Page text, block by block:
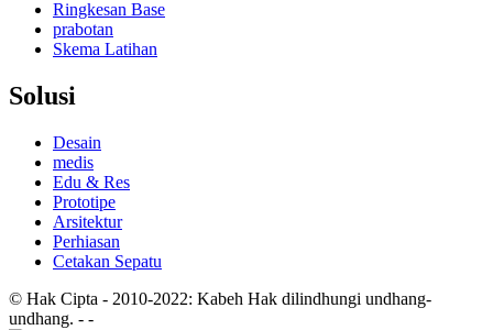
Ringkesan Base
prabotan
Skema Latihan
Solusi
Desain
medis
Edu & Res
Prototipe
Arsitektur
Perhiasan
Cetakan Sepatu
© Hak Cipta - 2010-2022: Kabeh Hak dilindhungi undhang-
undhang. - -